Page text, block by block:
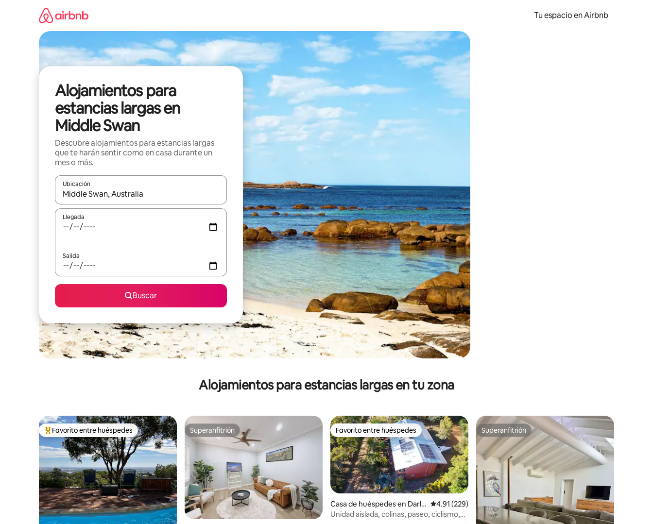
Tu espacio en Airbnb
Alojamientos para
estancias largas en
Middle Swan
Descubre alojamientos para estancias largas
que te harán sentir como en casa durante un
mes o más.
Ubicación
Cuando los resultados estén disponibles, podrás navegar usando las teclas de las flechas hacia arriba y hacia abajo, o bien tocando y deslizando la pantalla.
Llegada
Salida
Buscar
Alojamientos para estancias largas en tu zona
De los mejores en Favorito entre huéspedes
Favorito entre huéspedes Superanfitrión
Superanfitrión Favorito entre huéspedes
Favorito entre huéspedes
Casa de huéspedes en Darli
ngton
Calificación promedio: 4.91 de 5; 229 evaluaciones
4.91 (229)
Unidad aislada, colinas, paseo, ciclismo,
Superanfitrión
Superanfitrión